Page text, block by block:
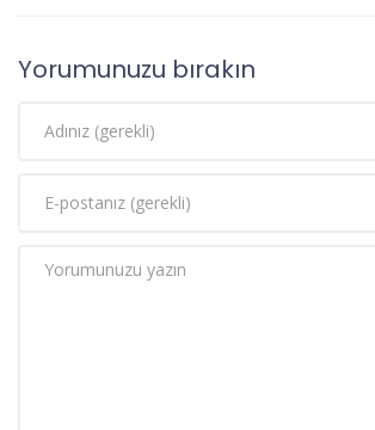
Yorumunuzu bırakın